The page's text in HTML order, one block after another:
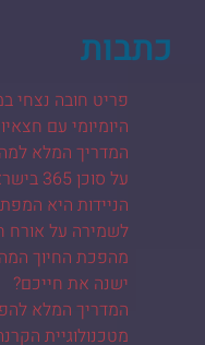
כתבות
פריט חובה נצחי
היומיומי עם
המדריך המלא
על סוכן 365 בישראל
הניידות היא
לשמירה על אורח
מהפכת החיוך
ישנה את חייכם?
המדריך המלא
מטכנולוגיית